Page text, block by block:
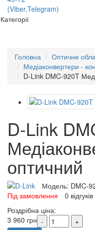
(Viber,Telegram)
Категорії
Головна
Оптичне
Медіаконвертери -
D-Link DMC-920T
D-Link
оптичний
Модель: DMC-
Під замовлення
0 відгуків
Роздрібна ціна:
3 960 грн